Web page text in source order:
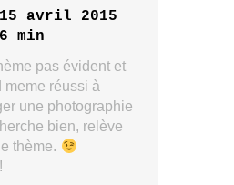
avril 2015
min
pas évident et
meme réussi à
une photographie
bien, relève
thème.